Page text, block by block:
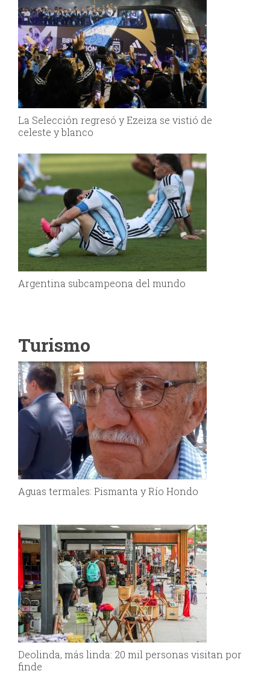
La Selección regresó y Ezeiza se vistió de
celeste y blanco
Argentina subcampeona del mundo
Turismo
Aguas termales: Pismanta y Río Hondo
Deolinda, más linda: 20 mil personas visitan por
finde